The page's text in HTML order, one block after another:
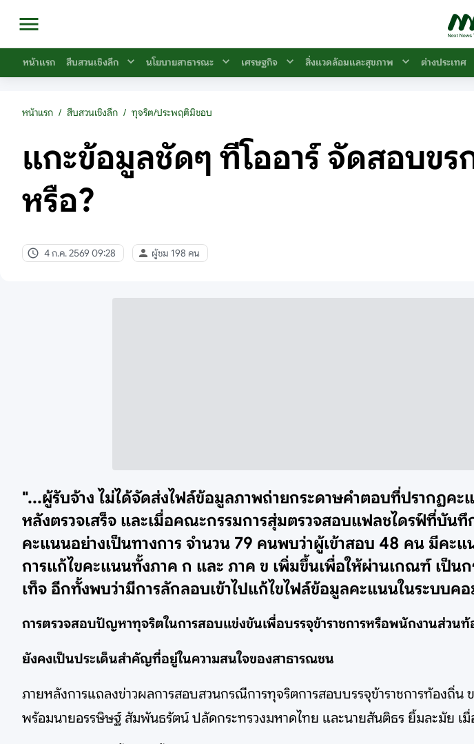
หน้าแรก สืบสวนเชิงลึก นโยบายสาธารณะ เศรษฐกิจ สิ่งแวดล้อมและสุขภาพ ต่างประเทศ
หน้าแรก / สืบสวนเชิงลึก / ทุจริต/ประพฤติมิชอบ
แกะข้อมูลชัดๆ ทีโออาร์ จัดสอบข
หรือ?
4 ก.ค. 2569 09:28 ผู้ชม 198 คน
"...ผู้รับจ้าง ไม่ได้จัดส่งไฟล์ข้อมูลภาพถ่ายกระดาษคำตอบที่ปรากฏ
หลังตรวจเสร็จ และเมื่อคณะกรรมการสุ่มตรวจสอบแฟลชไดรฟ์ที่บัน
คะแนนอย่างเป็นทางการ จำนวน 79 คนพบว่าผู้เข้าสอบ 48 คน มีคะ
การแก้ไขคะแนนทั้งภาค ก และ ภาค ข เพิ่มขึ้นเพื่อให้ผ่านเกณฑ์ เป็
เท็จ อีกทั้งพบว่ามีการลักลอบเข้าไปแก้ไขไฟล์ข้อมูลคะแนนในระบบค
การตรวจสอบปัญหาทุจริตในการสอบแข่งขันเพื่อบรรจุข้าราชการหรือพนักงานส่วน
ยังคงเป็นประเด็นสำคัญที่อยู่ในความสนใจของสาธารณชน
ภายหลังการแถลงข่าวผลการสอบสวนกรณีการทุจริตการสอบบรรจุข้าราชการท้องถิ่
พร้อมนายอรรษิษฐ์ สัมพันธรัตน์ ปลัดกระทรวงมหาดไทย และนายสันติธร ยิ้มละมัย เ